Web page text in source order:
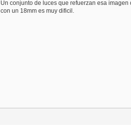
Un conjunto de luces que refuerzan esa
con un 18mm es muy dificil.